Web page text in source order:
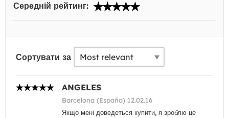
Середній рейтинг:
Сортувати за
ANGELES
Barcelona (España) 12.02.16
Якщо мені доведеться купити, я зроблю це